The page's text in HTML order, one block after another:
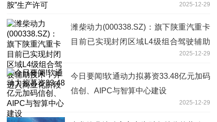
2025-12-29
潍柴动力(000338.SZ)：旗下陕重汽重卡
目前已实现封闭区域L4级组合驾驶辅助
2025-12-29
今日要闻!软通动力拟募资33.48亿元加码
信创、AIPC与智算中心建设
2025-12-29